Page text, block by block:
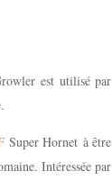
est utilisé par
Super Hornet à être
Intéressée par